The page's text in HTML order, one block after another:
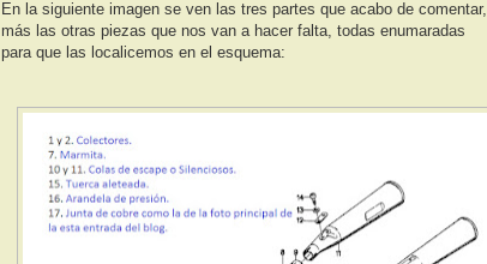
En la siguiente imagen se ven las tres partes que acabo de comentar,
más las otras piezas que nos van a hacer falta, todas enumaradas
para que las localicemos en el esquema: